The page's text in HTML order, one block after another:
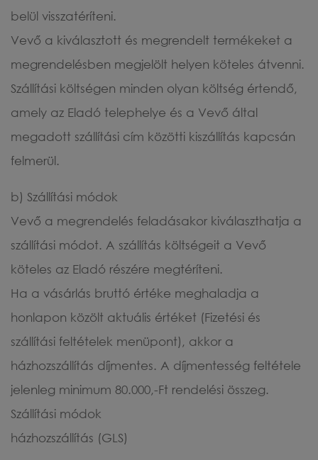
belül visszatéríteni.
Vevő a kiválasztott és megrendelt termékeket a
megrendelésben megjelölt helyen köteles átvenni.
Szállítási költségen minden olyan költség értendő,
amely az Eladó telephelye és a Vevő által
megadott szállítási cím közötti kiszállítás kapcsán
felmerül.
b) Szállítási módok
Vevő a megrendelés feladásakor kiválaszthatja a
szállítási módot. A szállítás költségeit a Vevő
köteles az Eladó részére megtéríteni.
Ha a vásárlás bruttó értéke meghaladja a
honlapon közölt aktuális értéket (Fizetési és
szállítási feltételek menüpont), akkor a
házhozszállítás díjmentes. A díjmentesség feltétele
jelenleg minimum 80.000,-Ft rendelési összeg.
Szállítási módok
házhozszállítás (GLS)